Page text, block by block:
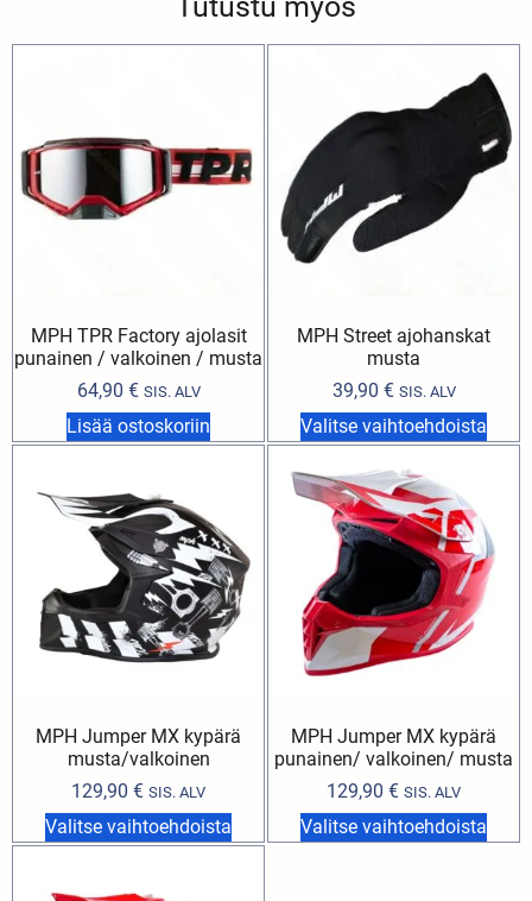
MPH TPR Factory ajolasit
punainen / valkoinen / musta
64,90 € SIS. ALV
Lisää ostoskoriin
MPH Street ajohanskat
musta
39,90 € SIS. ALV
Valitse vaihtoehdoista
MPH Jumper MX kypärä
musta/valkoinen
129,90 € SIS. ALV
Valitse vaihtoehdoista
MPH Jumper MX kypärä
punainen/ valkoinen/ musta
129,90 € SIS. ALV
Valitse vaihtoehdoista